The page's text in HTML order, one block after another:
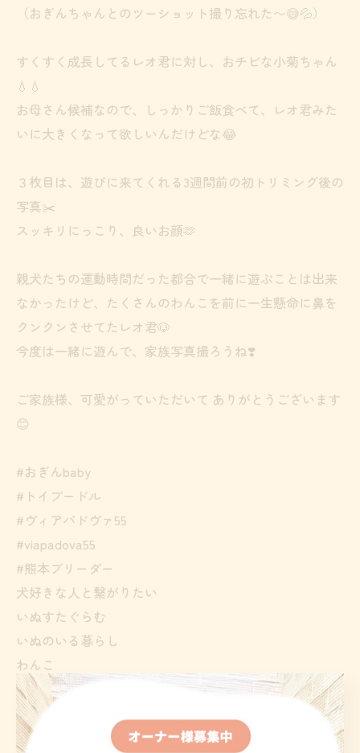
（おぎんちゃんとのツーショット撮り忘れた〜😅💦）
すくすく成長してるレオ君に対し、おチビな小菊ちゃん
💧💧
お母さん候補なので、しっかりご飯食べて、レオ君みた
いに大きくなって欲しいんだけどな😂
３枚目は、遊びに来てくれる3週間前の初トリミング後の
写真✂️
スッキリにっこり、良いお顔🫶
親犬たちの運動時間だった都合で一緒に遊ぶことは出来
なかったけど、たくさんのわんこを前に一生懸命に鼻を
クンクンさせてたレオ君🐶
今度は一緒に遊んで、家族写真撮ろうね❣️
ご家族様、可愛がっていただいて ありがとうございます
😊
#おぎんbaby
#トイプードル
#ヴィアパドヴァ55
#viapadova55
#熊本ブリーダー
犬好きな人と繋がりたい
いぬすたぐらむ
いぬのいる暮らし
わんこ
わんすたぐらむ
わんこのいる生活
ブリーダー